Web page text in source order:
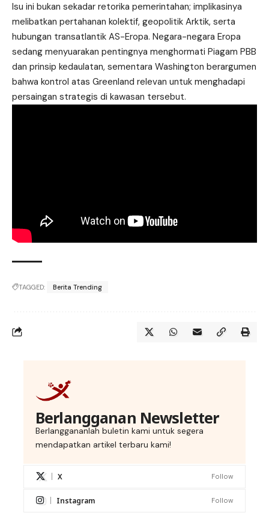
Isu ini bukan sekadar retorika pemerintahan; implikasinya
melibatkan pertahanan kolektif, geopolitik Arktik, serta
hubungan transatlantik AS-Eropa. Negara-negara Eropa
sedang menyuarakan pentingnya menghormati Piagam PBB
dan prinsip kedaulatan, sementara Washington berargumen
bahwa kontrol atas Greenland relevan untuk menghadapi
persaingan strategis di kawasan tersebut.
TAGGED: Berita Trending
Berlangganan Newsletter
Berlanggananlah buletin kami untuk segera
mendapatkan artikel terbaru kami!
X Follow
Instagram Follow